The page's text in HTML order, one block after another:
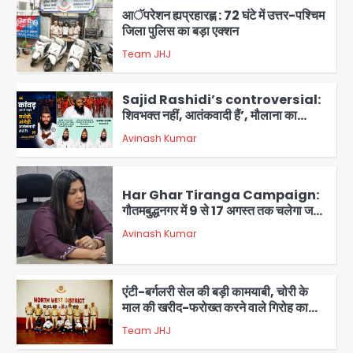
4
आॅपरेशन ह्यप्रहारह्ण : 72 घंटे में उत्तर-पश्चिम
जिला पुलिस का बड़ा एक्शन
Team JHJ
5
Sajid Rashidi’s controversial:
शिवभक्त नहीं, आतंकवादी हैं’, मौलाना का
कांवड़ियों पर विवादित बयान, BJP विधायक ने
कराई FIR, NSA की मांग
Avinash Kumar
1
Har Ghar Tiranga Campaign:
गौतमबुद्धनगर में 9 से 17 अगस्त तक चलेगा जन-
जागरूकता महाअभियान, डीएम ने की समीक्षा
बैठक
Avinash Kumar
2
एंटी-बर्गलरी सेल की बड़ी कामयाबी, चोरी के
माल की खरीद-फरोख्त करने वाले गिरोह का
भंडाफोड़
Team JHJ